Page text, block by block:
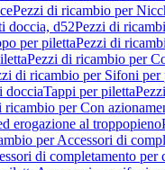
Pezzi di ricambio per
doccia, d52Pezzi di
per pilettaPezzi di
Pezzi di ricambio per
di ricambio per Sifoni per
docciaTappi per piletta
ricambio per Con
erogazione al troppopieno
per Accessori di
di completamento per